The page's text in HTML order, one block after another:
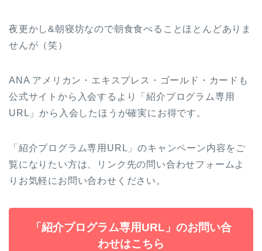
夜更かし&朝寝坊なので朝食食べることほとんどありま
せんが（笑）
ANA アメリカン・エキスプレス・ゴールド・カードも
公式サイトから入会するより「紹介プログラム専用
URL」から入会したほうが確実にお得です。
「紹介プログラム専用URL」のキャンペーン内容をご
覧になりたい方は、リンク先の問い合わせフォームよ
りお気軽にお問い合わせください。
「紹介プログラム専用URL」のお問い合
わせはこちら